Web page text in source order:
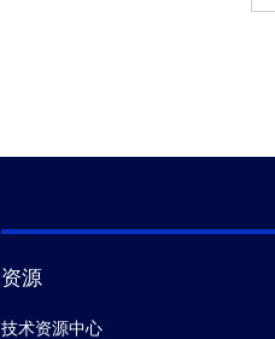
资源
技术资源中心